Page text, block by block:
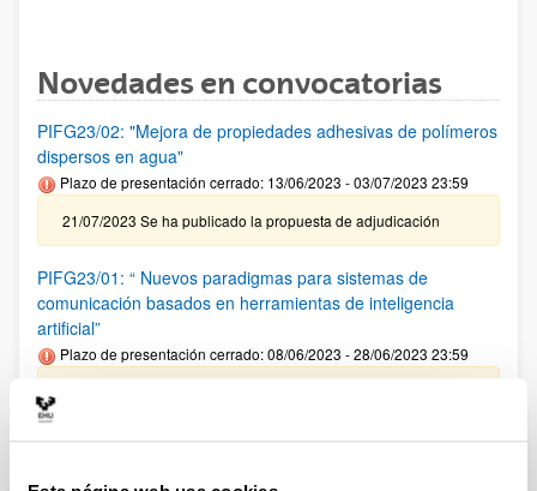
Novedades en convocatorias
PIFG23/02: "Mejora de propiedades adhesivas de polímeros
dispersos en agua"
Plazo de presentación cerrado: 13/06/2023 - 03/07/2023 23:59
21/07/2023 Se ha publicado la propuesta de adjudicación
PIFG23/01: “ Nuevos paradigmas para sistemas de
comunicación basados en herramientas de inteligencia
artificial”
Plazo de presentación cerrado: 08/06/2023 - 28/06/2023 23:59
CONVOCATORIA AYUDAS PARA LA FINANCIACIÓN DE